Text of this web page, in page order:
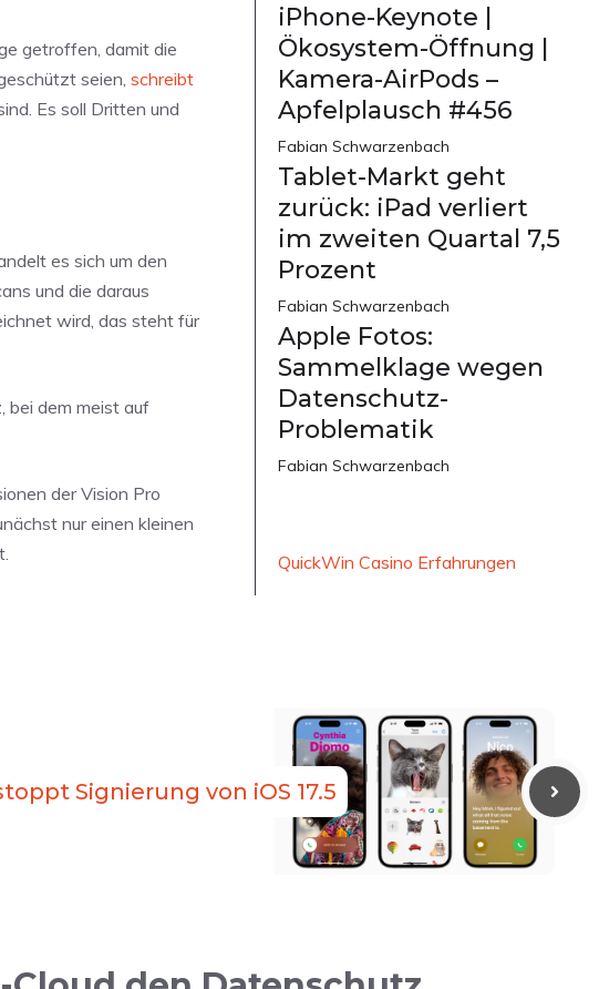
getroffen, damit die
seien, schreibt
Es soll Dritten und
es sich um den
und die daraus
wird, das steht für
bei dem meist auf
der Vision Pro
nur einen kleinen
iPhone-Keynote |
Ökosystem-Öffnung |
Kamera-AirPods –
Apfelplausch #456
Fabian Schwarzenbach
Tablet-Markt geht
zurück: iPad verliert
im zweiten Quartal 7,5
Prozent
Fabian Schwarzenbach
Apple Fotos:
Sammelklage wegen
Datenschutz-
Problematik
Fabian Schwarzenbach
QuickWin Casino Erfahrungen
Signierung von iOS 17.5